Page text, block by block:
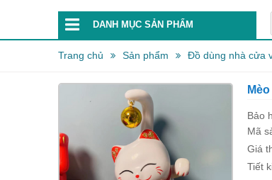
DANH MỤC SẢN PHẨM
Trang chủ Sản phẩm Đồ dùng nhà cửa
Bảo
Mã
Giá
Tiết